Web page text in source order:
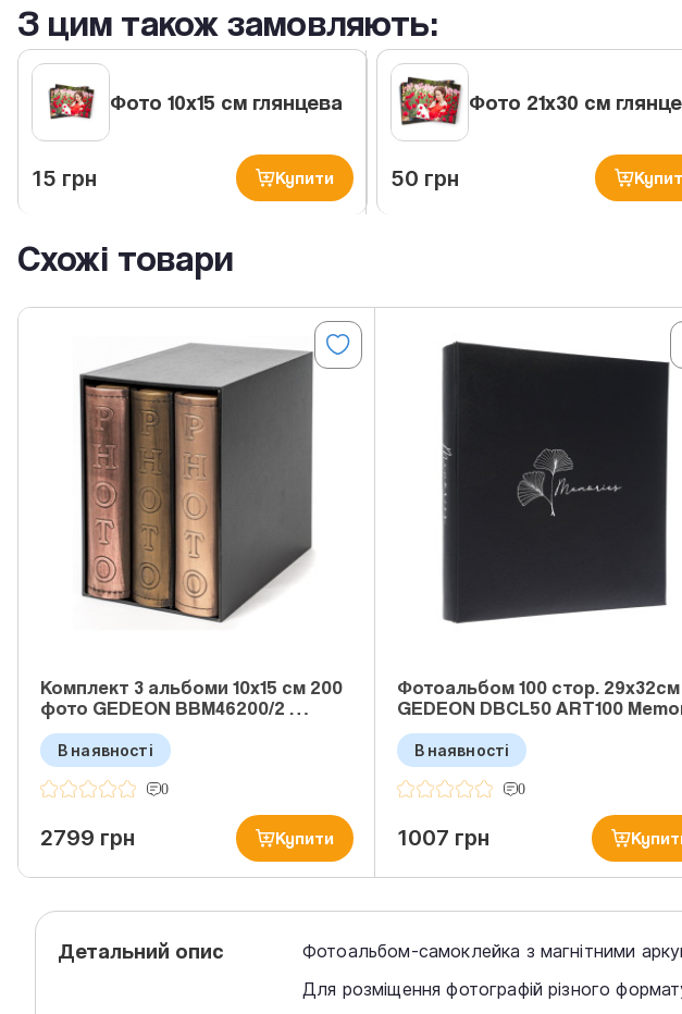
З цим також замовляють:
Фото 10х15 см глянцева
15 грн Купити
Фото 21х30 см
50 грн
Схожі товари
Комплект 3 альбоми 10x15 см 200
фото GEDEON BBM46200/2 …
В наявності
0
2799 грн Купити
Фотоальбом 100 стор. 29x32см
GEDEON DBCL50 ART100
В наявності
0
1007 грн
Детальний опис
Фотоальбом-самоклейка з магнітними
Для розміщення фотографій різного